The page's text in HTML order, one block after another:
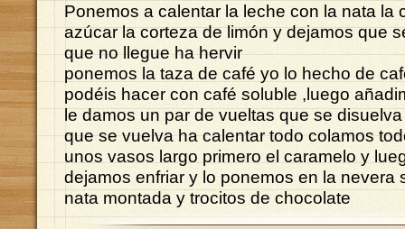
Ponemos a calentar la leche con la nata la
azúcar la corteza de limón y dejamos que
que no llegue ha hervir
ponemos la taza de café yo lo hecho de
podéis hacer con café soluble ,luego
le damos un par de vueltas que se
que se vuelva ha calentar todo colamos
unos vasos largo primero el caramelo y
dejamos enfriar y lo ponemos en la nevera
nata montada y trocitos de chocolate